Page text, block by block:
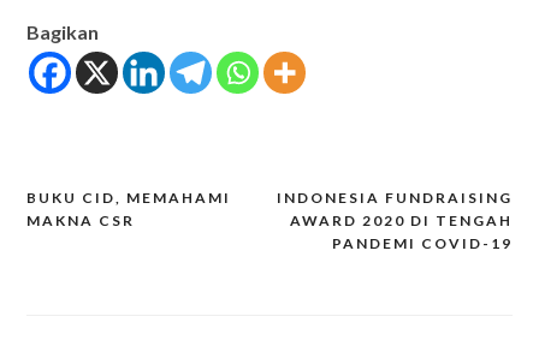
Bagikan
Post
INDONESIA FUNDRAISING
AWARD 2020 DI TENGAH
PANDEMI COVID-19
BUKU CID, MEMAHAMI
MAKNA CSR